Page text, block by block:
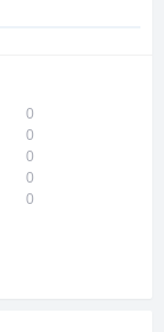
0
0
0
0
0